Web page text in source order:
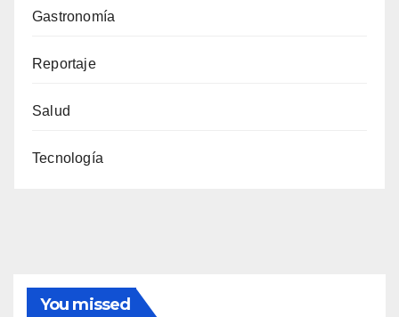
Gastronomía
Reportaje
Salud
Tecnología
You missed